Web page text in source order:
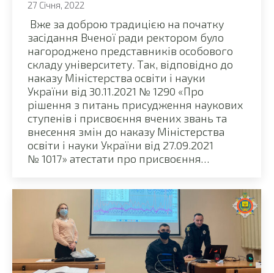
27 Січня, 2022
Вже за доброю традицією на початку
засідання Вченої ради ректором було
нагороджено представників особового
складу університету. Так, відповідно до
наказу Міністерства освіти і науки
України від 30.11.2021 № 1290 «Про
рішення з питань присудження наукових
ступенів і присвоєння вчених звань та
внесення змін до наказу Міністерства
освіти і науки України від 27.09.2021
№ 1017» атестати про присвоєння…